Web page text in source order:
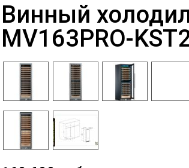
Винный
MV163PRO-